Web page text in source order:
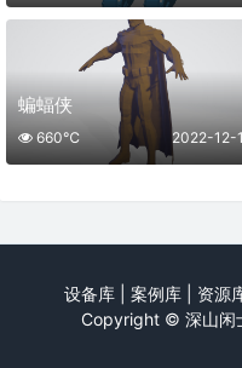
蝙蝠侠
2022-12-
660℃
设备库| 案例库| 资源
Copyright © 深山闲